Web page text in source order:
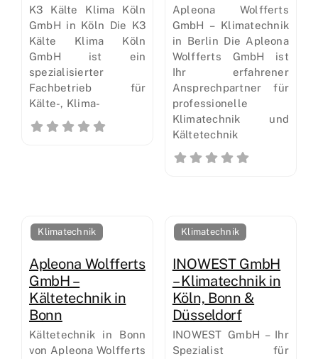
K3 Kälte Klima Köln
GmbH in Köln Die K3
Kälte Klima Köln
GmbH ist ein
spezialisierter
Fachbetrieb für
Kälte-, Klima-
Apleona Wolfferts
GmbH – Klimatechnik
in Berlin Die Apleona
Wolfferts GmbH ist
Ihr erfahrener
Ansprechpartner für
professionelle
Klimatechnik und
Kältetechnik
Klimatechnik
Apleona Wolfferts
GmbH –
Kältetechnik in
Bonn
Kältetechnik in Bonn
von Apleona Wolfferts
Klimatechnik
INOWEST GmbH
– Klimatechnik in
Köln, Bonn &
Düsseldorf
INOWEST GmbH – Ihr
Spezialist für